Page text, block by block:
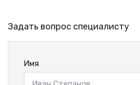
Задать вопрос специалисту
Имя